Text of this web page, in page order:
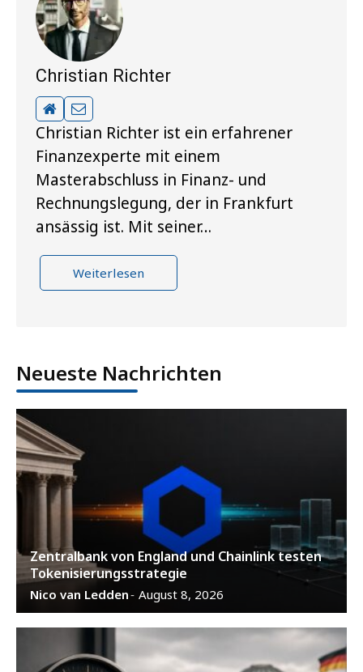
Christian Richter
Christian Richter ist ein erfahrener
Finanzexperte mit einem
Masterabschluss in Finanz- und
Rechnungslegung, der in Frankfurt
ansässig ist. Mit seiner…
Weiterlesen
Neueste Nachrichten
Zentralbank von England und Chainlink testen
Tokenisierungsstrategie
Nico van Ledden- August 8, 2026